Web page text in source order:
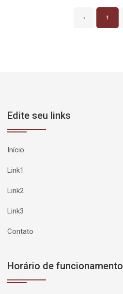
‹ 1
Edite seu links
Início
Link1
Link2
Link3
Contato
Horário de funcionamento